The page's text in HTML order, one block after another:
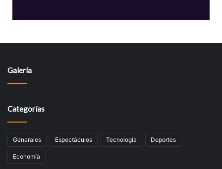
Galería
Categorías
Generales Espectáculos Tecnologí­a Deportes
Economía